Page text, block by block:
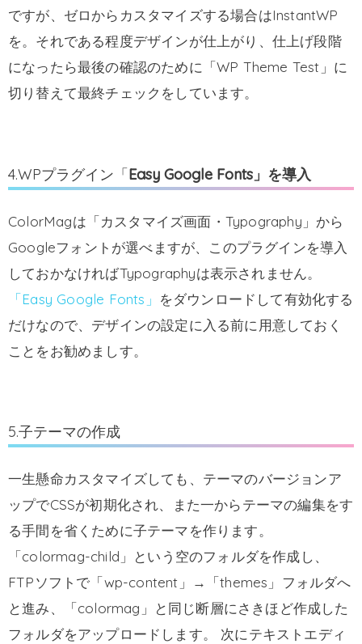
ですが、ゼロからカスタマイズする場合はInstantWP
を。それである程度デザインが仕上がり、仕上げ段階
になったら最後の確認のために「WP Theme Test」に
切り替えて最終チェックをしています。
4.WPプラグイン「Easy Google Fonts」を導入
ColorMagは「カスタマイズ画面・Typography」から
Googleフォントが選べますが、このプラグインを導入
しておかなければTypographyは表示されません。
「Easy Google Fonts」 をダウンロードして有効化する
だけなので、デザインの設定に入る前に用意しておく
ことをお勧めましす。
5.子テーマの作成
一生懸命カスタマイズしても、テーマのバージョンア
ップでCSSが初期化され、また一からテーマの編集をす
る手間を省くために子テーマを作ります。
「colormag-child」という空のフォルダを作成し、
FTPソフトで「wp-content」→「themes」フォルダへ
と進み、「colormag」と同じ断層にさきほど作成した
フォルダをアップロードします。 次にテキストエディ